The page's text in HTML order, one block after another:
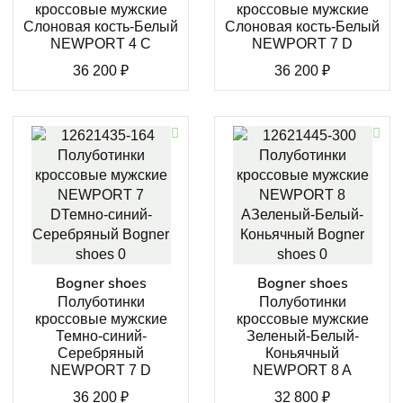
кроссовые мужские
Слоновая кость-Белый
NEWPORT 4 C
36 200 ₽
кроссовые мужские
Слоновая кость-Белый
NEWPORT 7 D
36 200 ₽
Bogner shoes
Полуботинки
кроссовые мужские
Темно-синий-
Серебряный
NEWPORT 7 D
36 200 ₽
Bogner shoes
Полуботинки
кроссовые мужские
Зеленый-Белый-
Коньячный
NEWPORT 8 A
32 800 ₽